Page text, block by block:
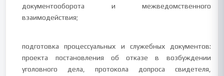
документооборота и межведомственного
взаимодействия;
подготовка процессуальных и служебных документов:
проекта постановления об отказе в возбуждении
уголовного дела, протокола допроса свидетеля,